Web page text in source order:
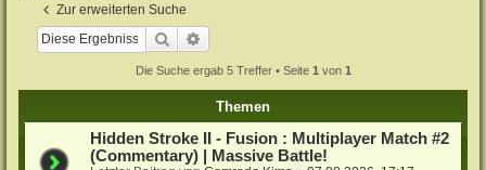
Zur erweiterten Suche
Suche
Die Suche ergab 5 Treffer • Seite 1 von 1
Themen
Hidden Stroke II - Fusion : Multiplayer Match #2
(Commentary) | Massive Battle!